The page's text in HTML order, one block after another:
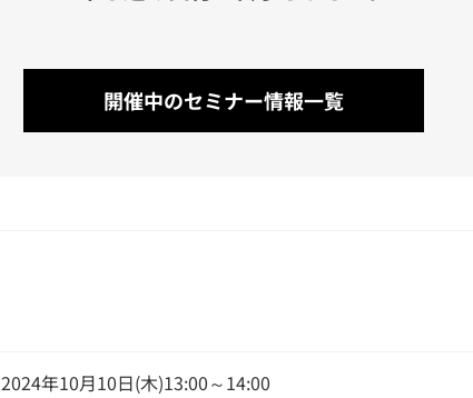
開催中のセミナー情報一覧
2024年10月10日(木)13:00～14:00